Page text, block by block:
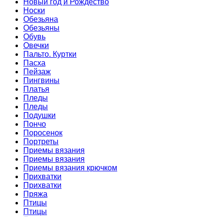
Новый год и Рождество
Носки
Обезьяна
Обезьяны
Обувь
Овечки
Пальто. Куртки
Пасха
Пейзаж
Пингвины
Платья
Пледы
Пледы
Подушки
Пончо
Поросенок
Портреты
Приемы вязания
Приемы вязания
Приемы вязания крючком
Прихватки
Прихватки
Пряжа
Птицы
Птицы